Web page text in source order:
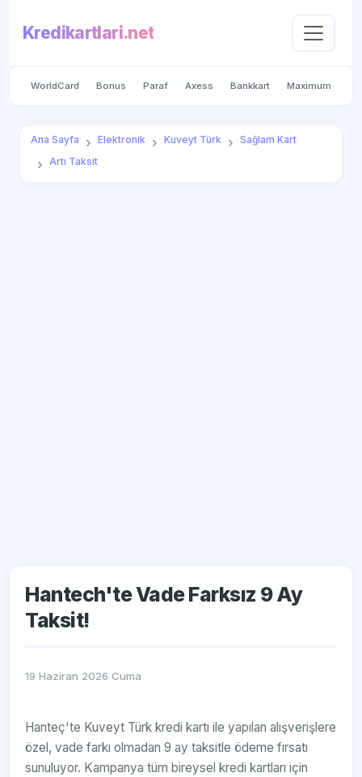
Kredikartlari.net
WorldCard Bonus Paraf Axess Bankkart Maximum
Ana Sayfa Elektronik Kuveyt Türk
Sağlam Kart
Artı Taksit
Hantech'te Vade Farksız 9 Ay
Taksit!
19 Haziran 2026 Cuma
Hanteç'te Kuveyt Türk kredi kartı ile yapılan alışverişlere
özel, vade farkı olmadan 9 ay taksitle ödeme fırsatı
sunuluyor. Kampanya tüm bireysel kredi kartları için